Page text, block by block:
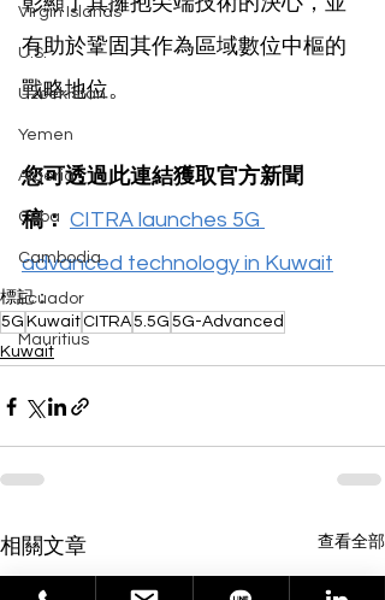
Virgin Islands
U.S.
Uzbekistan
Yemen
Algeria
Cuba
Cambodia
Ecuador
Mauritius
有助於鞏固其作為區域數位中樞的
戰略地位。
您可透過此連結獲取官方新聞
稿： CITRA launches 5G
advanced technology in Kuwait
標記：
5G Kuwait CITRA5.5G 5G-Advanced
Kuwait
相關文章 查看全部